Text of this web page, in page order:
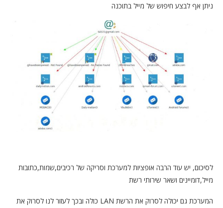
ניתן אף לבצע חיפוש של מייל בתוכנה
לסיכום, יש עוד הרבה אופציות למערכת וסריקה של רכיבים,שמות,כתובות
מייל,דומיינים ושאר שירותי רשת
המערכת גם יכולה לסרוק את הרשת LAN כולה ובכך לעזור לנו לסרוק את